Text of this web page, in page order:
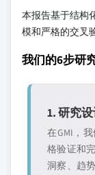
本报告基于结构
模和严格的交叉
我们的6步研
1. 研究
在GMI，
格验证和
洞察、趋